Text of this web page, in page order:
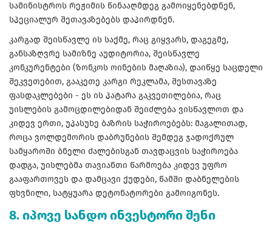
სამინისტროს რეჟიმის წინააღმდეგ გამოიყენებდნენ,
სპეციალურ შეთავაზებებს დაპირდნენ.
კარგად შეისწავლე ის საქმე, რაც გიყვარს, დაგეგმე,
განსაზღვრე სამიზნე აუდიტორია, შეისწავლე
კონკურენტები (ზონკოს ოინების მაღაზია), დაიწყე საცდელი
შეკვეთებით, გააკეთე კარგი რეკლამა, შესთავაზე
ფასდაკლებები - ეს ის პატარა გაკვეთილებია, რაც
უისლების გამოცდილებიდან შეიძლება ვისწავლოთ და
კიდევ ერთი, უპასუხე ბაზრის საჭიროებებს: მაგალითად,
როცა ვოლდემორის დაბრუნების შემდეგ ჯადოქრულ
სამყაროში ბნელი ძალებისგან თავდაცვის საჭიროება
დადგა, უისლებმა თავიანთი წარმოება კიდევ უფრო
გააფართოვეს და დამცავი ქუდები, წამში დაბნელების
ფხვნილი, სატყუარა დეტონატორები გამოიგონეს.
8. იპოვე სანდო ინვესტორი შენი